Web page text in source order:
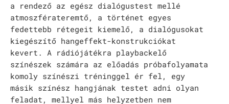
a rendező az egész dialógustest mellé
atmoszférateremtő, a történet egyes
fedettebb rétegeit kiemelő, a dialógusokat
kiegészítő hangeffekt-konstrukciókat
kevert. A rádiójátékra playbackelő
színészek számára az előadás próbafolyamata
komoly színészi tréninggel ér fel, egy
másik színész hangjának testet adni olyan
feladat, mellyel más helyzetben nem